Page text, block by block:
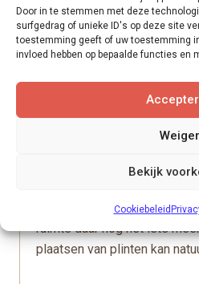
Door in te stemmen met deze
surfgedrag of unieke ID's op deze site
toestemming geeft of uw toestemming
invloed hebben op bepaalde functies en
Weiger
Bekijk
Cookiebeleid
te liggen, maar wel dat alle
oppervlak verdwijnen.
kunnen kleine oneffenheden
nieuwe dryback vloer van
waardoor je uiteindelijk
Het plaatsen vanplinten is
gelegd. Wil je toch plinten,
ruimte daar nog net iets
plaatsen van plinten kan